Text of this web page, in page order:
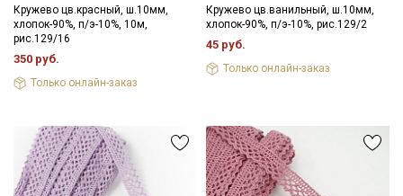
Кружево цв.красный, ш.10мм,
хлопок-90%, п/э-10%, 10м,
рис.129/16
350 руб.
Только онлайн-заказ
Кружево цв.ванильный, ш.10мм,
хлопок-90%, п/э-10%, рис.129/2
45 руб.
Только онлайн-заказ